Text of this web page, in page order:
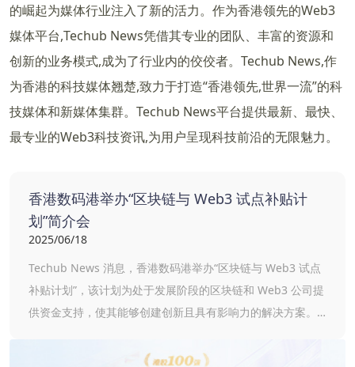
的崛起为媒体行业注入了新的活力。作为香港领先的Web3
媒体平台,Techub News凭借其专业的团队、丰富的资源和
创新的业务模式,成为了行业内的佼佼者。Techub News,作
为香港的科技媒体翘楚,致力于打造“香港领先,世界一流”的科
技媒体和新媒体集群。Techub News平台提供最新、最快、
最专业的Web3科技资讯,为用户呈现科技前沿的无限魅力。
香港数码港举办“区块链与 Web3 试点补贴计
划”简介会
2025/06/18
Techub News 消息，香港数码港举办“区块链与 Web3 试点
补贴计划”，该计划为处于发展阶段的区块链和 Web3 公司提
供资金支持，使其能够创建创新且具有影响力的解决方案。
合作，创造机会在实际环境中测试和验证区块链和 Web3.0